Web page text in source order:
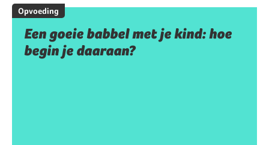
Opvoeding
Een goeie babbel met je kind: hoe
begin je daaraan?